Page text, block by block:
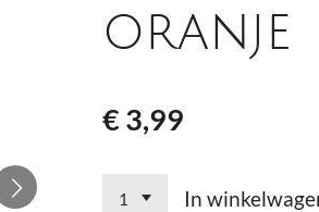
oranje
€ 3,99
In